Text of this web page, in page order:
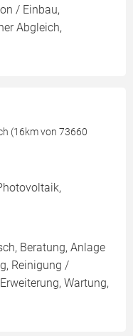
/ Einbau,
Abgleich,
(16km von 73660
Beratung, Anlage
Reinigung /
Wartung,